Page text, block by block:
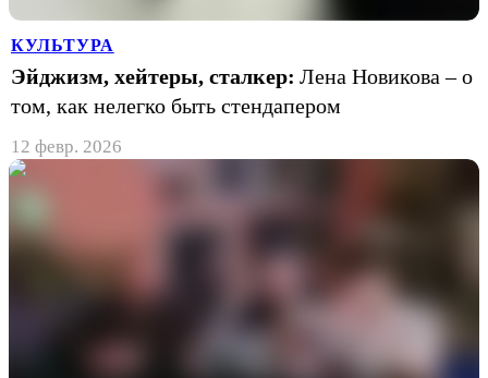
КУЛЬТУРА
Эйджизм, хейтеры, сталкер: Лена Новикова – о
том, как нелегко быть стендапером
12 февр. 2026